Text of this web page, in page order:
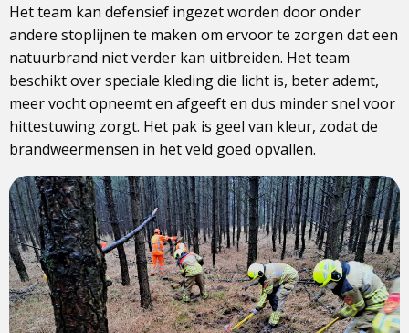
Het team kan defensief ingezet worden door onder
andere stoplijnen te maken om ervoor te zorgen dat een
natuurbrand niet verder kan uitbreiden. Het team
beschikt over speciale kleding die licht is, beter ademt,
meer vocht opneemt en afgeeft en dus minder snel voor
hittestuwing zorgt. Het pak is geel van kleur, zodat de
brandweermensen in het veld goed opvallen.